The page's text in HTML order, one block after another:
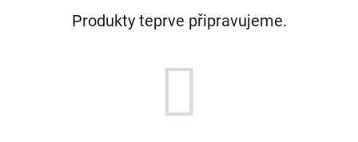
Produkty teprve připravujeme.